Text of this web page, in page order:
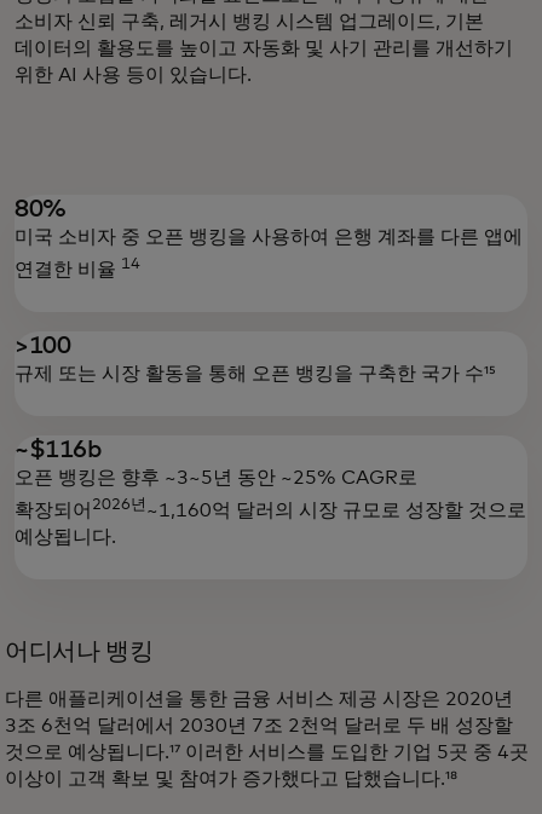
소비자 신뢰 구축, 레거시 뱅킹 시스템 업그레이드, 기본
데이터의 활용도를 높이고 자동화 및 사기 관리를 개선하기
위한 AI 사용 등이 있습니다.
80%
미국 소비자 중 오픈 뱅킹을 사용하여 은행 계좌를 다른 앱에
연결한 비율 14
>100
규제 또는 시장 활동을 통해 오픈 뱅킹을 구축한 국가 수¹⁵
~$116b
오픈 뱅킹은 향후 ~3~5년 동안 ~25% CAGR로
확장되어 2026년 ~1,160억 달러의 시장 규모로 성장할 것으로
예상됩니다.
어디서나 뱅킹
다른 애플리케이션을 통한 금융 서비스 제공 시장은 2020년
3조 6천억 달러에서 2030년 7조 2천억 달러로 두 배 성장할
것으로 예상됩니다.¹⁷ 이러한 서비스를 도입한 기업 5곳 중 4곳
이상이 고객 확보 및 참여가 증가했다고 답했습니다.¹⁸